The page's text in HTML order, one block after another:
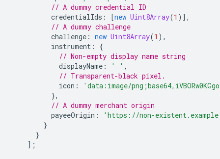
// A dummy credential ID
credentialIds : [new Uint8Array(1 )],
// A dummy challenge
challenge : new Uint8Array(1 ),
instrument :
{
// Non-empty display name string
displayName : ' ' ,
// Transparent-black pixel.
icon :
'data:image/
},
// A dummy merchant origin
payeeOrigin :
'https://non-
}
}
];